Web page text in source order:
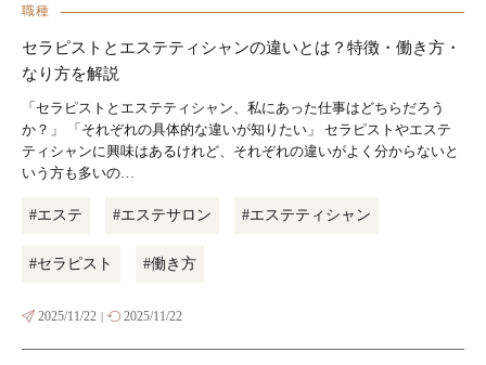
職種
セラピストとエステティシャンの違いとは？特徴・働き方・
なり方を解説
「セラピストとエステティシャン、私にあった仕事はどちらだろう
か？」 「それぞれの具体的な違いが知りたい」 セラピストやエステ
ティシャンに興味はあるけれど、それぞれの違いがよく分からないと
いう方も多いの…
#エステ #エステサロン #エステティシャン
#セラピスト #働き方
2025/11/22 | 2025/11/22